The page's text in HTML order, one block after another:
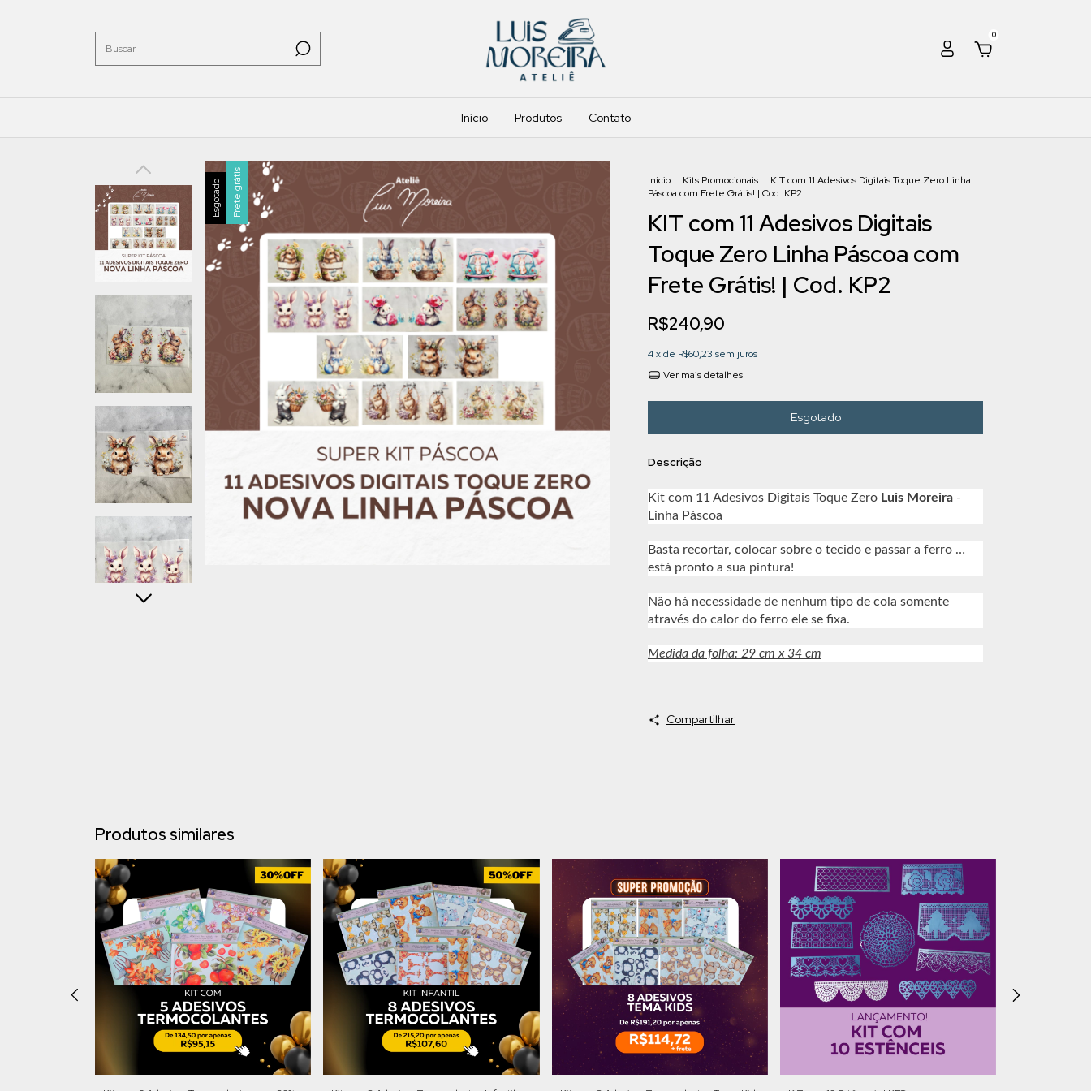
0
Início Produtos Contato
Esgotado Frete grátis Início . Kits Promocionais . KIT com 11 Adesivos Digitais Toque Zero Linha
Páscoa com Frete Grátis! | Cod. KP2
KIT com 11 Adesivos Digitais
Toque Zero Linha Páscoa com
Frete Grátis! | Cod. KP2
R$240,90
4x de R$60,23 sem juros
Ver mais detalhes
Descrição
Kit com 11 Adesivos Digitais Toque Zero Luis Moreira -
Linha Páscoa
Basta recortar, colocar sobre o tecido e passar a ferro …
está pronto a sua pintura!
Não há necessidade de nenhum tipo de cola somente
através do calor do ferro ele se fixa.
Medida da folha: 29 cm x 34 cm
Compartilhar
Produtos similares